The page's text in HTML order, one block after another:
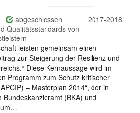
abgeschlossen
2017-2018
Qualitätsstandards von
leisten gemeinsam einen
zur Steigerung der Resilienz und
Diese Kernaussage wird im
Programm zum Schutz kritischer
– Masterplan 2014“, der in
Bundeskanzleramt (BKA) und